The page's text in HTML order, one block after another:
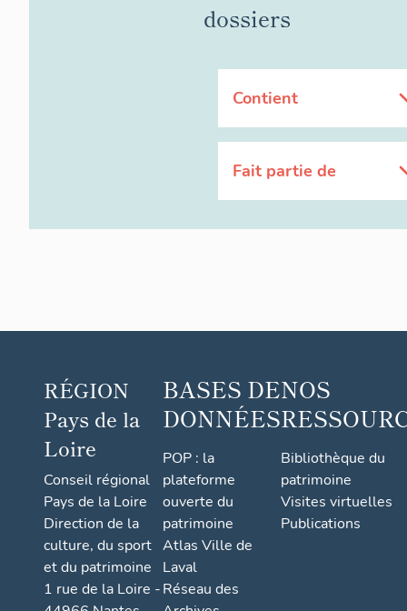
dossiers
Contient
Fait partie de
RÉGION
Pays de la
Loire
Conseil régional
Pays de la Loire
Direction de la
culture, du sport
et du patrimoine
1 rue de la Loire -
BASES DE
DONNÉES
POP : la
plateforme
ouverte du
patrimoine
Atlas Ville de
Laval
Réseau des
NOS
Bibliothèque du
patrimoine
Visites virtuelles
Publications